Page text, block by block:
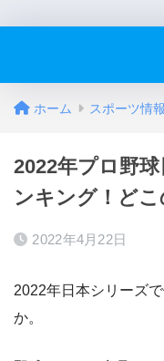
ホーム スポーツ情報
2022年プロ野
ンキング！ど
2022年4月22日
2022年日本シリーズ
か。